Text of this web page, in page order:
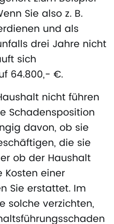
Sie also z. B.
und als
drei Jahre nicht
sich
64.800,- €.
nicht führen
Schadensposition
davon, ob sie
die sie
ob der Haushalt
einer
Sie erstattet. Im
solche verzichten,